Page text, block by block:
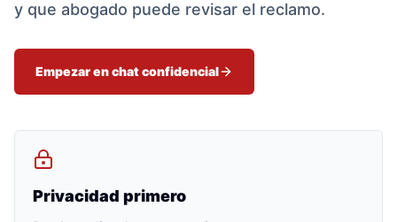
y que abogado puede revisar el reclamo.
Empezar en chat confidencial
Privacidad primero